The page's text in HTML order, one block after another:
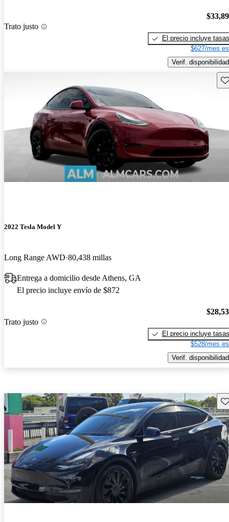
Trato justo
El precio incluye tasas
$627/mes
Verif. disponibilidad
2022 Tesla Model Y
Long Range AWD 80,438 millas
Entrega a domicilio desde Athens, GA
El precio incluye envío de $872
Trato justo
El precio incluye tasas
$528/mes
Verif. disponibilidad